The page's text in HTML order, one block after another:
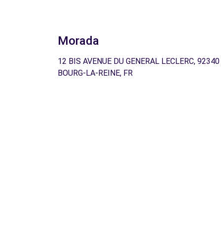
Morada
12 BIS AVENUE DU GENERAL LECLERC, 92340
BOURG-LA-REINE, FR